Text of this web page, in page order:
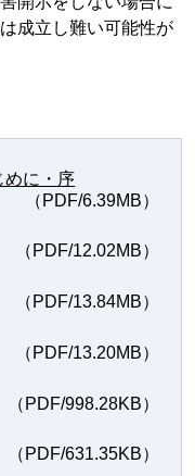
成立し難い可能性が
めに・序
（PDF/6.39MB）
（PDF/12.02MB）
（PDF/13.84MB）
（PDF/13.20MB）
（PDF/998.28KB）
（PDF/631.35KB）